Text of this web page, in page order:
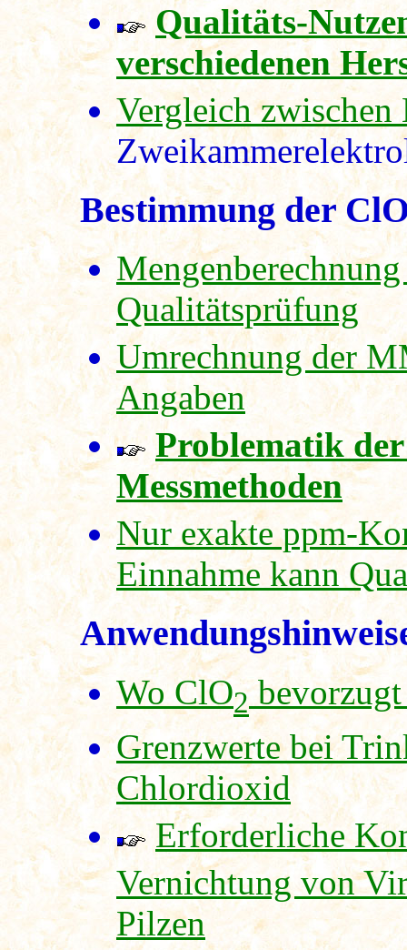
Qualitäts-
verschiedenen
Vergleich zwischen
Bestimmung der
Qualitätsprüfung
Umrechnung der
Angaben
Problematik
Messmethoden
Nur exakte ppm-
Einnahme kann
Wo ClO2
Grenzwerte bei
Chlordioxid
Erforderliche
Vernichtung von
Pilzen